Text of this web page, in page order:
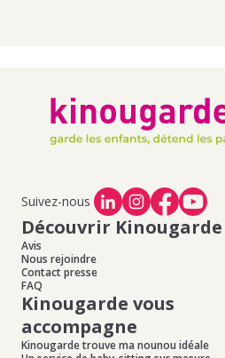
Suivez-nous
Découvrir Kinougarde
Avis
Nous rejoindre
Contact presse
FAQ
Kinougarde vous
accompagne
Kinougarde trouve ma nounou idéale